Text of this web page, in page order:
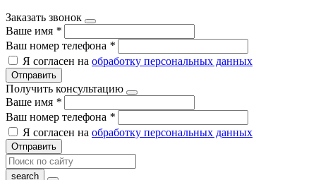
Заказать звонок
Ваше имя *
Ваш номер телефона *
Я согласен на обработку персональных данных
Отправить
Получить консультацию
Ваше имя *
Ваш номер телефона *
Я согласен на обработку персональных данных
Отправить